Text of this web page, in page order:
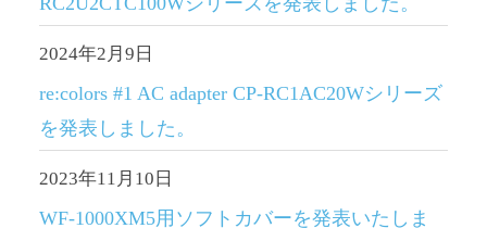
re:colors #1 AC adapter CP-RC1AC20Wシリーズ
を発表しました。
2024年2月9日
WF-1000XM5用ソフトカバーを発表いたしま
2023年11月10日